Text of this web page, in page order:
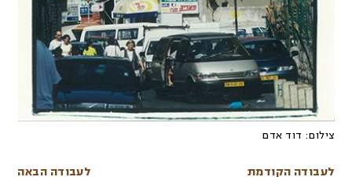
צילום: דוד אדם
לעבודה הקודמת לעבודה הבאה